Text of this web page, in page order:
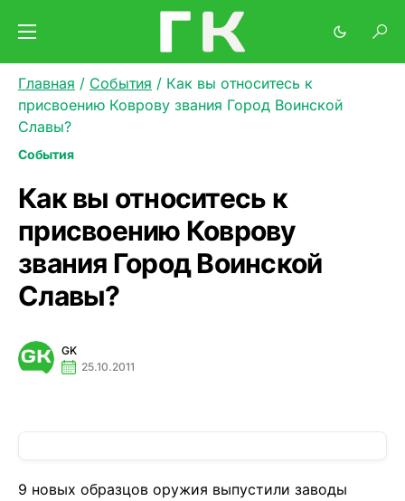
Главная / События / Как вы относитесь к
присвоению Коврову звания Город Воинской
Славы?
События
Как вы относитесь к
присвоению Коврову
звания Город Воинской
Славы?
GK
25.10.2011
9 новых образцов оружия выпустили заводы